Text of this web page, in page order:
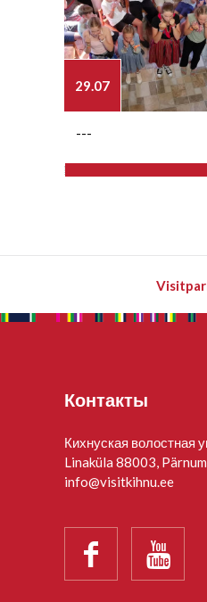
29.07
---
Контакты
Кихнуская волостная
Linaküla 88003,
info@visitkihnu.ee
 